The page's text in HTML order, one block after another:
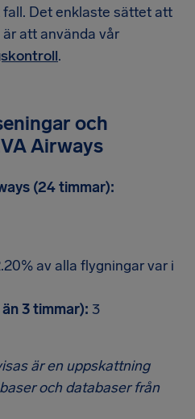
Det enklaste sättet att
att använda vår
.
och
Airways
(24 timmar):
av alla flygningar var i
3 timmar): 3
är en uppskattning
och databaser från